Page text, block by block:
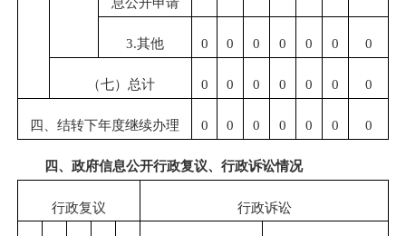
3.其他 0 0 0 0 0 0 0
（七）总计 0 0 0 0 0 0 0
四、结转下年度继续办理 0 0 0 0 0 0 0
四、政府信息公开行政复议、行政诉讼情况
行政复议 行政诉讼